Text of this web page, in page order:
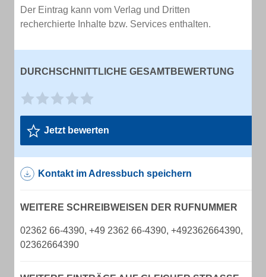
Der Eintrag kann vom Verlag und Dritten
recherchierte Inhalte bzw. Services enthalten.
DURCHSCHNITTLICHE GESAMTBEWERTUNG
Jetzt bewerten
Kontakt im Adressbuch speichern
WEITERE SCHREIBWEISEN DER RUFNUMMER
02362 66-4390, +49 2362 66-4390, +492362664390,
02362664390